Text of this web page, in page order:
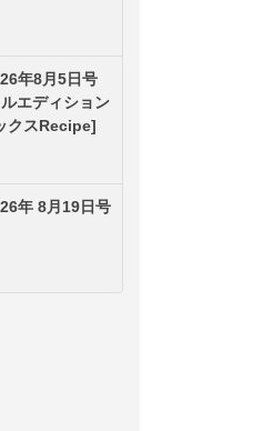
年8月5日号
エディション
クスRecipe]
年 8月19日号